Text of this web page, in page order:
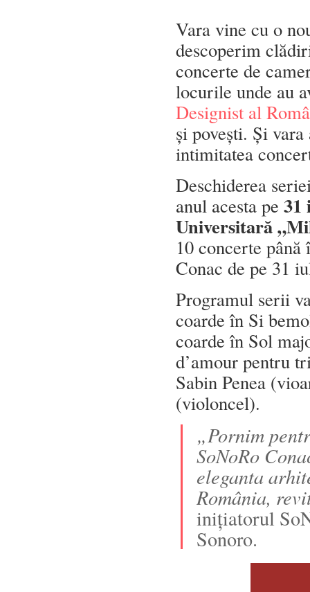
Vara vine cu o
descoperim
concerte de
locurile unde au
Designist al
și povești. Și
intimitatea
Deschiderea
anul acesta pe 31
Universitară
10 concerte
Conac de pe 31
Programul serii
coarde în Si
coarde în Sol
d’amour pentru
Sabin Penea
(violoncel).
„Pornim
SoNoRo
eleganta
România,
inițiatorul
Sonoro.